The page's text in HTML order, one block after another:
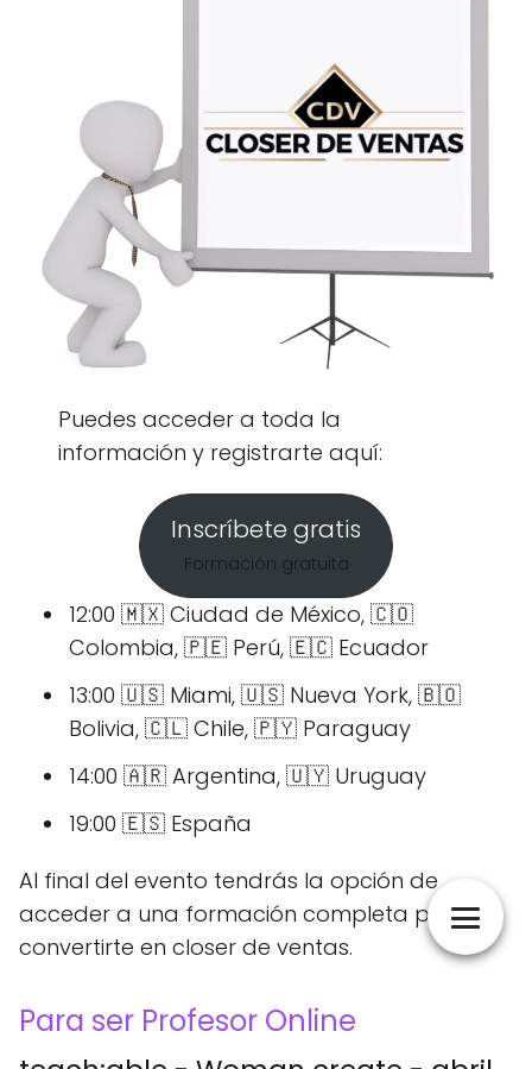
Puedes acceder a toda la
información y registrarte aquí:
Inscríbete gratis
Formación gratuita
12:00 🇲🇽 Ciudad de México, 🇨🇴
Colombia, 🇵🇪 Perú, 🇪🇨 Ecuador
13:00 🇺🇸 Miami, 🇺🇸 Nueva York, 🇧🇴
Bolivia, 🇨🇱 Chile, 🇵🇾 Paraguay
14:00 🇦🇷 Argentina, 🇺🇾 Uruguay
19:00 🇪🇸 España
Al final del evento tendrás la opción de
acceder a una formación completa para
convertirte en closer de ventas.
Para ser Profesor Online